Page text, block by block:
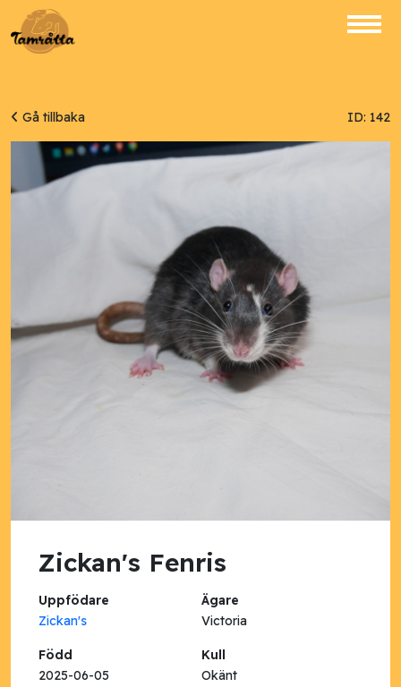
Gå tillbaka ID: 142
Zickan's Fenris
Uppfödare
Ägare
Zickan's
Victoria
Född
Kull
2025-06-05
Okänt